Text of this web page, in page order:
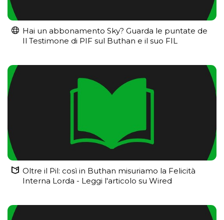
Hai un abbonamento Sky? Guarda le puntate de
Il Testimone di PIF sul Buthan e il suo FIL
Oltre il Pil: così in Buthan misuriamo la Felicità
Interna Lorda - Leggi l'articolo su Wired